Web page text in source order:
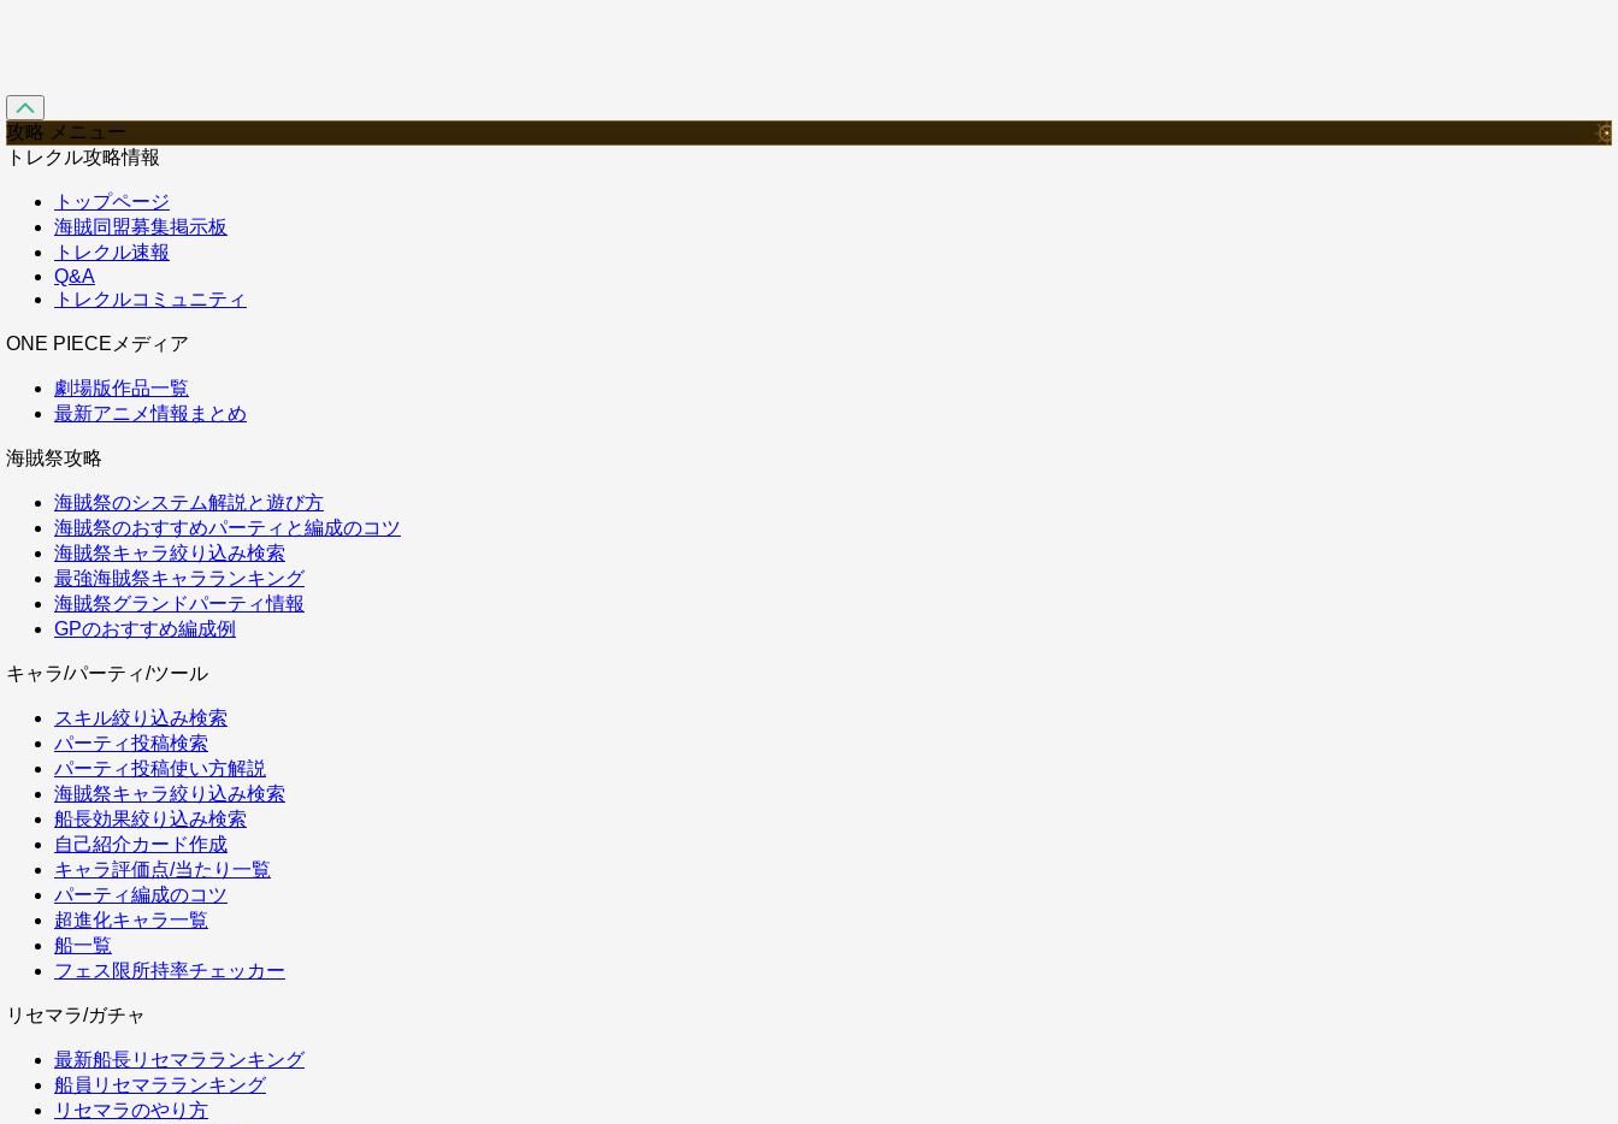
攻略 メニュー
トレクル攻略情報
トップページ
海賊同盟募集掲示板
トレクル速報
Q&A
トレクルコミュニティ
ONE PIECEメディア
劇場版作品一覧
最新アニメ情報まとめ
海賊祭攻略
海賊祭のシステム解説と遊び方
海賊祭のおすすめパーティと編成のコツ
海賊祭キャラ絞り込み検索
最強海賊祭キャラランキング
海賊祭グランドパーティ情報
GPのおすすめ編成例
キャラ/パーティ/ツール
スキル絞り込み検索
パーティ投稿検索
パーティ投稿使い方解説
海賊祭キャラ絞り込み検索
船長効果絞り込み検索
自己紹介カード作成
キャラ評価点/当たり一覧
パーティ編成のコツ
超進化キャラ一覧
船一覧
フェス限所持率チェッカー
リセマラ/ガチャ
最新船長リセマラランキング
船員リセマラランキング
リセマラのやり方